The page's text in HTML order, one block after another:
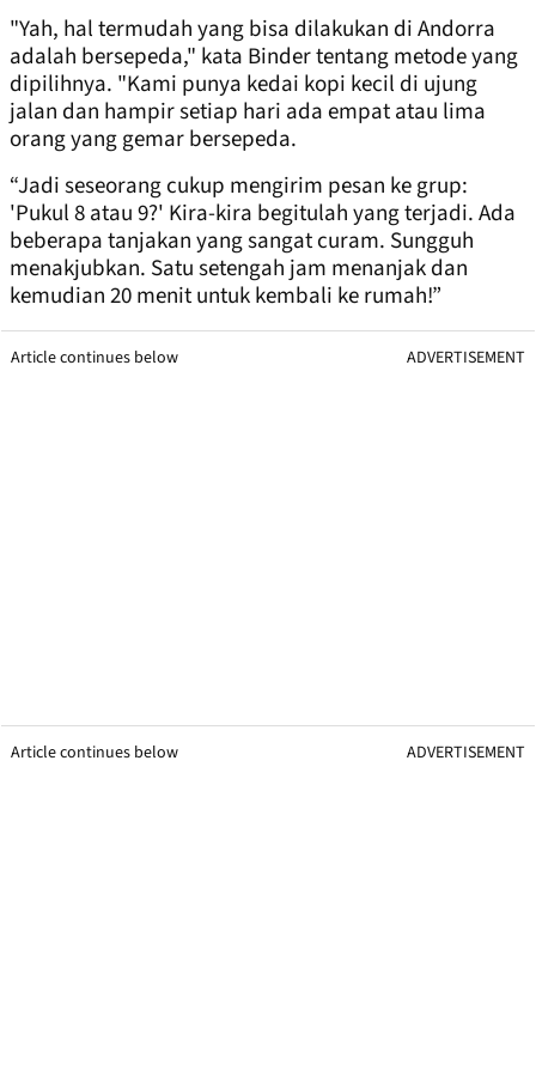
"Yah, hal termudah yang bisa dilakukan di Andorra
adalah bersepeda," kata Binder tentang metode yang
dipilihnya. "Kami punya kedai kopi kecil di ujung
jalan dan hampir setiap hari ada empat atau lima
orang yang gemar bersepeda.
“Jadi seseorang cukup mengirim pesan ke grup:
'Pukul 8 atau 9?' Kira-kira begitulah yang terjadi. Ada
beberapa tanjakan yang sangat curam. Sungguh
menakjubkan. Satu setengah jam menanjak dan
kemudian 20 menit untuk kembali ke rumah!”
Article continues below ADVERTISEMENT
Article continues below ADVERTISEMENT